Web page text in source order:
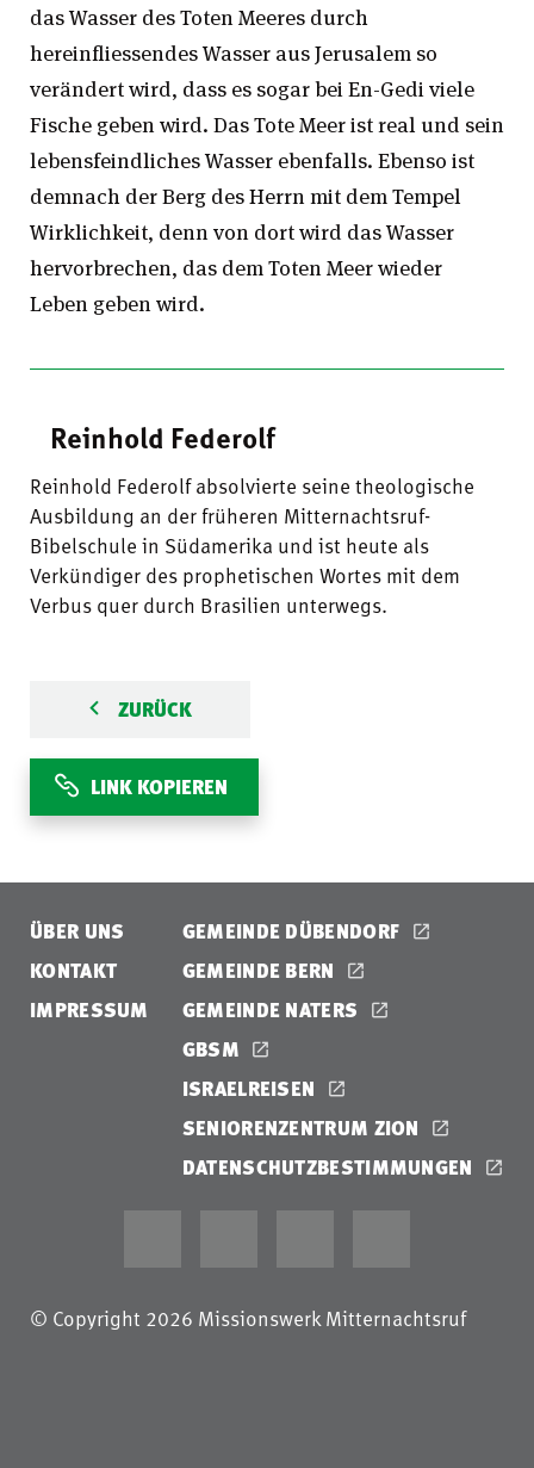
das Wasser des Toten Meeres durch
hereinfliessendes Wasser aus Jerusalem so
verändert wird, dass es sogar bei En-Gedi viele
Fische geben wird. Das Tote Meer ist real und sein
lebensfeindliches Wasser ebenfalls. Ebenso ist
demnach der Berg des Herrn mit dem Tempel
Wirklichkeit, denn von dort wird das Wasser
hervorbrechen, das dem Toten Meer wieder
Leben geben wird.
Reinhold Federolf
Reinhold Federolf absolvierte seine theologische
Ausbildung an der früheren Mitternachtsruf-
Bibelschule in Südamerika und ist heute als
Verkündiger des prophetischen Wortes mit dem
Verbus quer durch Brasilien unterwegs.
ZURÜCK
LINK KOPIEREN
ÜBER UNS
KONTAKT
IMPRESSUM
GEMEINDE DÜBENDORF
GEMEINDE BERN
GEMEINDE NATERS
GBSM
ISRAELREISEN
SENIORENZENTRUM ZION
DATENSCHUTZBESTIMMUNGEN
© Copyright 2026 Missionswerk Mitternachtsruf